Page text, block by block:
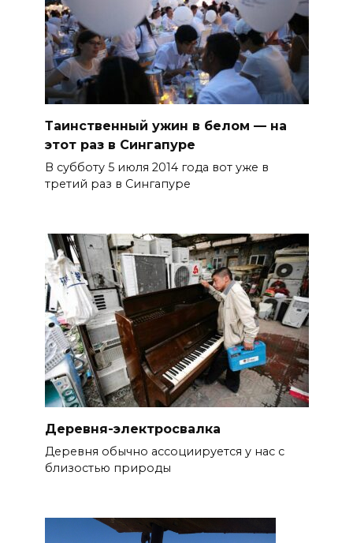
Таинственный ужин в белом — на
этот раз в Сингапуре
В субботу 5 июля 2014 года вот уже в
третий раз в Сингапуре
Деревня-электросвалка
Деревня обычно ассоциируется у нас с
близостью природы